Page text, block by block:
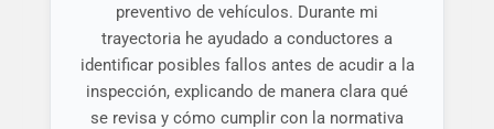
preventivo de vehículos. Durante mi
trayectoria he ayudado a conductores a
identificar posibles fallos antes de acudir a la
inspección, explicando de manera clara qué
se revisa y cómo cumplir con la normativa